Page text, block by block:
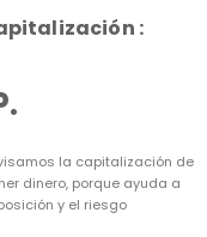
:
la capitalización de
dinero, porque ayuda a
y el riesgo